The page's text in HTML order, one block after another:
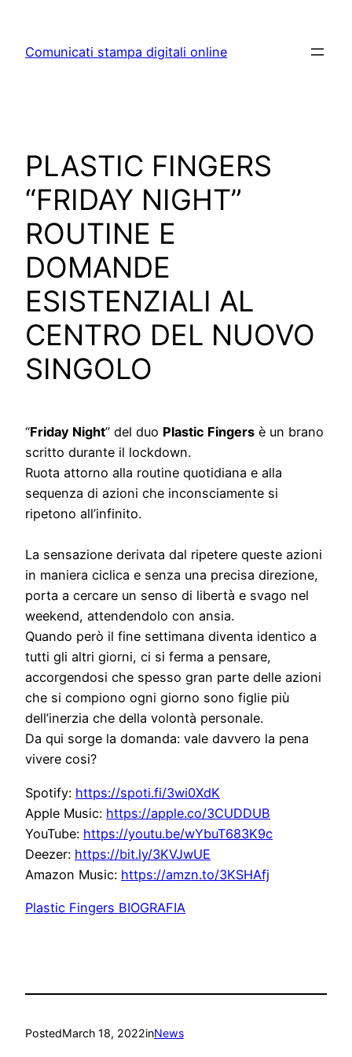
content
Comunicati stampa digitali online
PLASTIC FINGERS
“FRIDAY NIGHT”
ROUTINE E
DOMANDE
ESISTENZIALI AL
CENTRO DEL NUOVO
SINGOLO
“Friday Night” del duo Plastic Fingers è un brano
scritto durante il lockdown.
Ruota attorno alla routine quotidiana e alla
sequenza di azioni che inconsciamente si
ripetono all’infinito.
La sensazione derivata dal ripetere queste azioni
in maniera ciclica e senza una precisa direzione,
porta a cercare un senso di libertà e svago nel
weekend, attendendolo con ansia.
Quando però il fine settimana diventa identico a
tutti gli altri giorni, ci si ferma a pensare,
accorgendosi che spesso gran parte delle azioni
che si compiono ogni giorno sono figlie più
dell’inerzia che della volontà personale.
Da qui sorge la domanda: vale davvero la pena
vivere cosi?
Spotify: https://spoti.fi/3wi0XdK
Apple Music: https://apple.co/3CUDDUB
YouTube: https://youtu.be/wYbuT683K9c
Deezer: https://bit.ly/3KVJwUE
Amazon Music: https://amzn.to/3KSHAfj
Plastic Fingers BIOGRAFIA
PostedMarch 18, 2022inNews